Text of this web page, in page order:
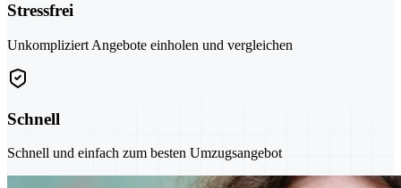
Stressfrei
Unkompliziert Angebote einholen und vergleichen
Schnell
Schnell und einfach zum besten Umzugsangebot